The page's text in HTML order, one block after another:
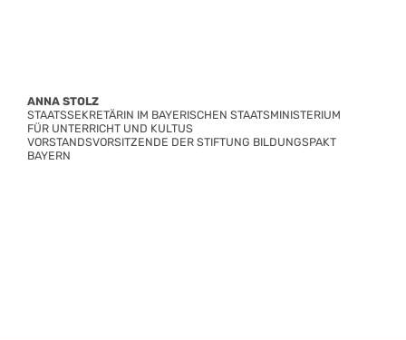
ANNA STOLZ
STAATSSEKRETÄRIN IM BAYERISCHEN STAATSMINISTERIUM
FÜR UNTERRICHT UND KULTUS
VORSTANDSVORSITZENDE DER STIFTUNG BILDUNGSPAKT
BAYERN